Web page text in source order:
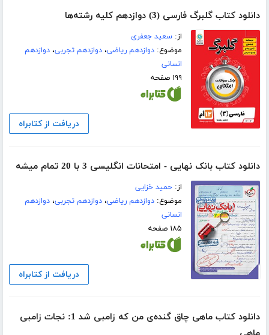
دانلود کتاب گلبرگ فارسی (3) دوازدهم کلیه رشته‌ها
از:سعید جعفری
موضوع:دوازدهم ریاضی،دوازدهم تجربی،دوازدهم
انسانی
۱۹۹ صفحه
دریافت از کتابراه
دانلود کتاب بانک نهایی - امتحانات انگلیسی 3 با 20 تمام میشه
از:حمید خزایی
موضوع:دوازدهم ریاضی،دوازدهم تجربی،دوازدهم
انسانی
۱۸۵ صفحه
دریافت از کتابراه
دانلود کتاب ماهی چاق گنده‌ی من که زامبی شد 1: نجات زامبی